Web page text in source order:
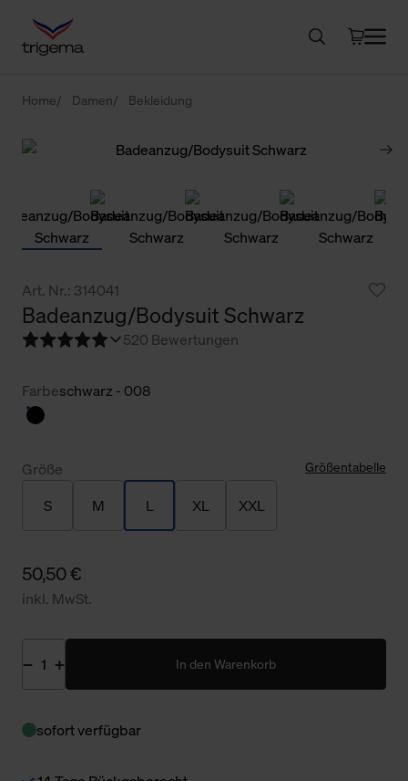
Home Damen Bekleidung
Art. Nr.: 314041
Badeanzug/Bodysuit Schwarz
520 Bewertungen
Farbeschwarz - 008
Größe Größentabelle
S M L XL XXL
50,50 €
inkl. MwSt.
In den Warenkorb
sofort verfügbar